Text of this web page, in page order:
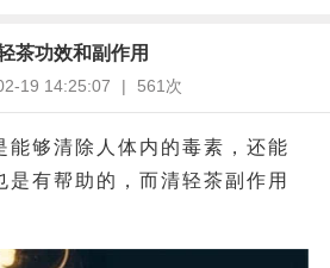
茶功效和副作用
19 14:25:07 | 561次
够清除人体内的毒素，还能
是有帮助的，而清轻茶副作用